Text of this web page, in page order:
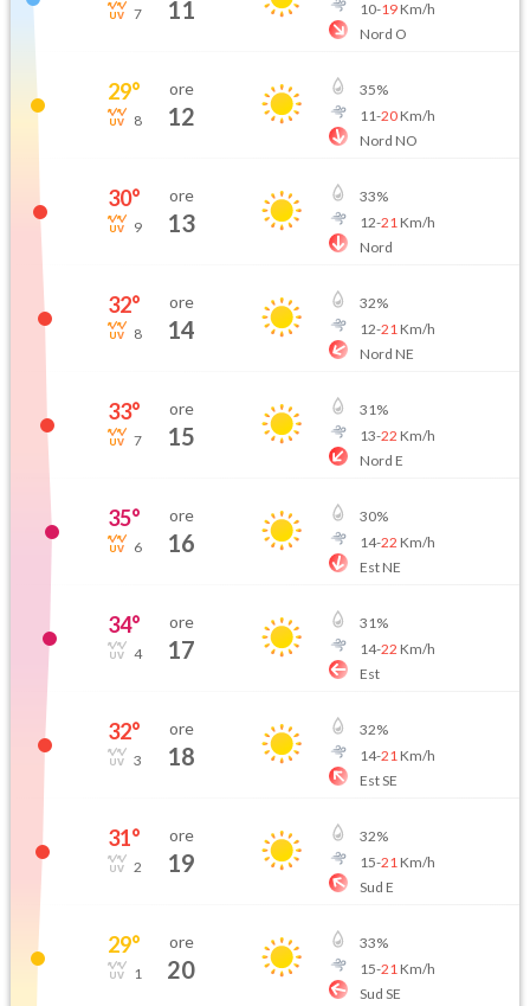
7 11 10-19Km/h
Nord O
29°
8
ore
12
35%
11-20Km/h
Nord NO
30°
9
ore
13
33%
12-21 Km/h
Nord
32°
8
ore
14
32%
12-21 Km/h
Nord NE
33°
7
ore
15
31%
13-22 Km/h
Nord E
35°
6
ore
16
30%
14-22 Km/h
Est NE
34°
4
ore
17
31%
14-22 Km/h
Est
32°
3
ore
18
32%
14-21 Km/h
Est SE
31°
2
ore
19
32%
15-21 Km/h
Sud E
29°
1
ore
20
33%
15-21 Km/h
Sud SE